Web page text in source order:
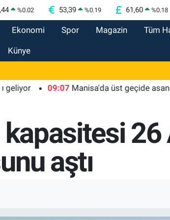
%0.02 53,39 %0.19 61,60 %0.18
Ekonomi Spor Magazin Tüm
Künye
09:07 Manisa'da üst geçide asansör
26
aştı